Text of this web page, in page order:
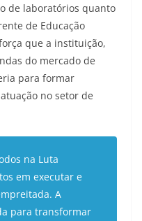
de laboratórios quanto
de Educação
que a instituição,
do mercado de
para formar
no setor de
na Luta
em executar e
A
para transformar